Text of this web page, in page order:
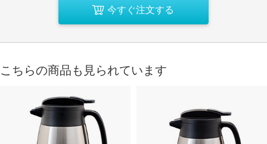
今すぐ注文する
こちらの商品も見られています